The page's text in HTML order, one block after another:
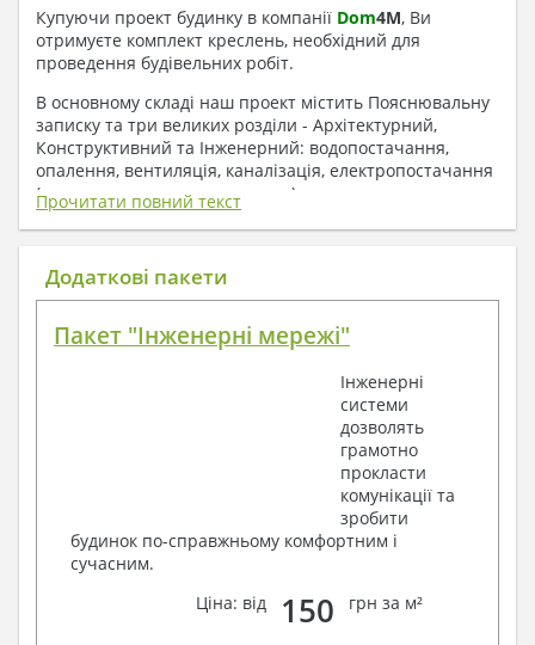
Купуючи проект будинку в компанії Dom4M, Ви
отримуєте комплект креслень, необхідний для
проведення будівельних робіт.
В основному складі наш проект містить Пояснювальну
записку та три великих розділи - Архітектурний,
Конструктивний та Інженерний: водопостачання,
опалення, вентиляція, каналізація, електропостачання
( купується за додаткову плату ).
1. До складу Архітектурного розділу
входять:
План покрівлі
Фасади з даними зовнішніх оздоблень
Елементи прорізів – специфікація
Дані перемичок – перетин та специфікація
Обсяги основних будівельних матеріалів
Архітектурні вузли в конструкціях
2. До складу Конструктивного розділу
входять:
Загальні дані по проекту
Прочитати повний текст
Додаткові пакети
Пакет "Інженерні мережі"
Інженерні
системи
дозволять
грамотно
прокласти
комунікації та
зробити
будинок по-справжньому комфортним і
сучасним.
Ціна: від
150 грн за м²